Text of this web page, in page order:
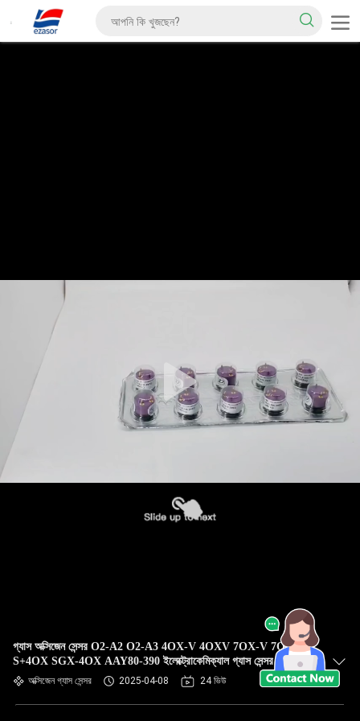
গ্যাস অক্সিজেন সেন্সর O2-A2 O2-A3 4OX-V 4OXV 7OX-V 7OXV
S+4OX SGX-4OX AAY80-390 ইলেক্ট্রোকেমিক্যাল গ্যাস সেন্সর অক্সিজেন
গ্যাস বিশ্লেষকের জন্য উচ্চ কার্যকারিতা ফাঁস মুক্ত O2 সেন্সর
অক্সিজেন গ্যাস সেন্সর 2025-04-08 24 ভিউ